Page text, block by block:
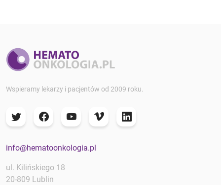
Wspieramy lekarzy i pacjentów od 2009 roku.
info@hematoonkologia.pl
ul. Kilińskiego 18
20-809 Lublin